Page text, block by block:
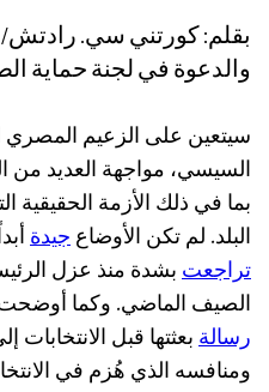
بقلم: كورتني سي.
والدعوة في لجنة حماية
سيتعين على الزعيم المصري
السيسي، مواجهة العديد
بما في ذلك الأزمة الحقيقية
البلد. لم تكن الأوضاعجيدة
تراجعتبشدة منذ عزل
الصيف الماضي. وكما
رسالةبعثتها قبل
ومنافسه الذي هُزم في